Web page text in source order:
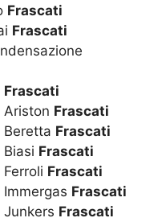
Frascati
Frascati
Frascati
Ariston Frascati
Beretta Frascati
Frascati
Frascati
Frascati
Frascati